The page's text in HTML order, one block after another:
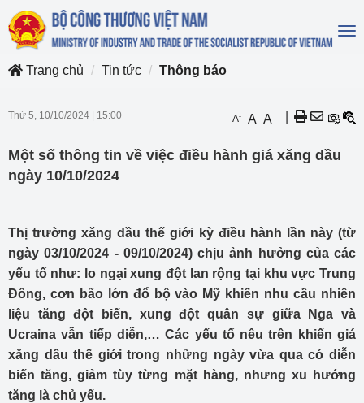
Trang chủ
Tin tức Thông báo
Thứ 5, 10/10/2024 15:00 A- A A+
Một số thông tin về việc điều hành giá xăng dầu
ngày 10/10/2024
Thị trường xăng dầu thế giới kỳ điều hành lần này (từ
ngày 03/10/2024 - 09/10/2024) chịu ảnh hưởng của các
yếu tố như: lo ngại xung đột lan rộng tại khu vực Trung
Đông, cơn bão lớn đổ bộ vào Mỹ khiến nhu cầu nhiên
liệu tăng đột biến, xung đột quân sự giữa Nga và
Ucraina vẫn tiếp diễn,… Các yếu tố nêu trên khiến giá
xăng dầu thế giới trong những ngày vừa qua có diễn
biến tăng, giảm tùy từng mặt hàng, nhưng xu hướng
tăng là chủ yếu.